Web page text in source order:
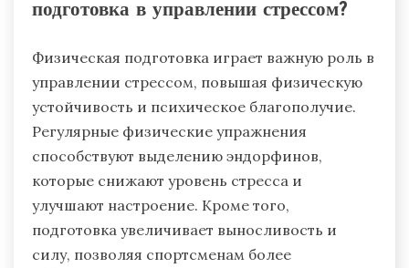
подготовка в управлении стрессом?
Физическая подготовка играет важную роль в
управлении стрессом, повышая физическую
устойчивость и психическое благополучие.
Регулярные физические упражнения
способствуют выделению эндорфинов,
которые снижают уровень стресса и
улучшают настроение. Кроме того,
подготовка увеличивает выносливость и
силу, позволяя спортсменам более